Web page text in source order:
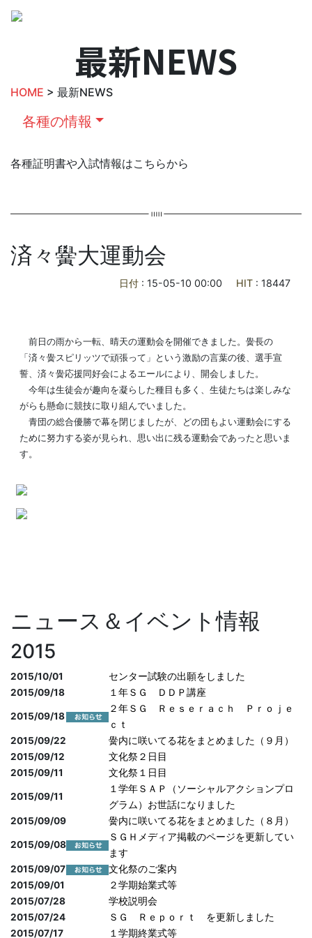
最新NEWS
HOME > 最新NEWS
各種の情報
各種証明書や入試情報はこちらから
済々黌大運動会
日付 : 15-05-10 00:00 HIT : 18447
前日の雨から一転、晴天の運動会を開催できました。黌長の
「済々黌スピリッツで頑張って」という激励の言葉の後、選手宣
誓、済々黌応援同好会によるエールにより、開会しました。
今年は生徒会が趣向を凝らした種目も多く、生徒たちは楽しみな
がらも懸命に競技に取り組んでいました。
青団の総合優勝で幕を閉じましたが、どの団もよい運動会にする
ために努力する姿が見られ、思い出に残る運動会であったと思いま
す。
ニュース＆イベント情報
2015
2015/10/01
センター試験の出願をしました
2015/09/18
１年ＳＧ ＤＤＰ講座
2015/09/18
２年ＳＧ Ｒｅｓｅｒａｃｈ Ｐｒｏｊｅ
ｃｔ
2015/09/22
黌内に咲いてる花をまとめました（９月）
2015/09/12
文化祭２日目
2015/09/11
文化祭１日目
2015/09/11
１学年ＳＡＰ（ソーシャルアクションプロ
グラム）お世話になりました
2015/09/09
黌内に咲いてる花をまとめました（８月）
2015/09/08
ＳＧＨメディア掲載のページを更新してい
ます
2015/09/07
文化祭のご案内
2015/09/01
２学期始業式等
2015/07/28
学校説明会
2015/07/24
ＳＧ Ｒｅｐｏｒｔ を更新しました
2015/07/17
１学期終業式等